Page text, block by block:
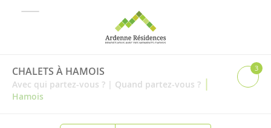
CHALETS À HAMOIS
Avec qui partez-vous ? | Quand partez-vous ? |
Hamois
3